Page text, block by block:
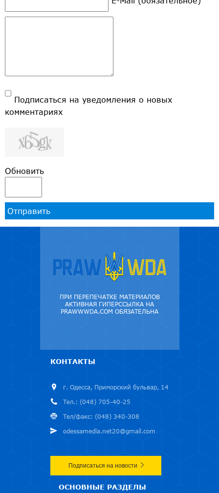
Подписаться на уведомления о новых
комментариях
Обновить
Отправить
ПРИ ПЕРЕПЕЧАТКЕ МАТЕРИАЛОВ
АКТИВНАЯ ГИПЕРССЫЛКА НА
PRAWWWDA.COM ОБЯЗАТЕЛЬНА
КОНТАКТЫ
г. Одесса, Приморский бульвар, 14
Тел.: (048) 705-40-25
Тел/факс: (048) 340-308
odessamedia.net20@gmail.com
Подписаться на новости
ОСНОВНЫЕ РАЗДЕЛЫ